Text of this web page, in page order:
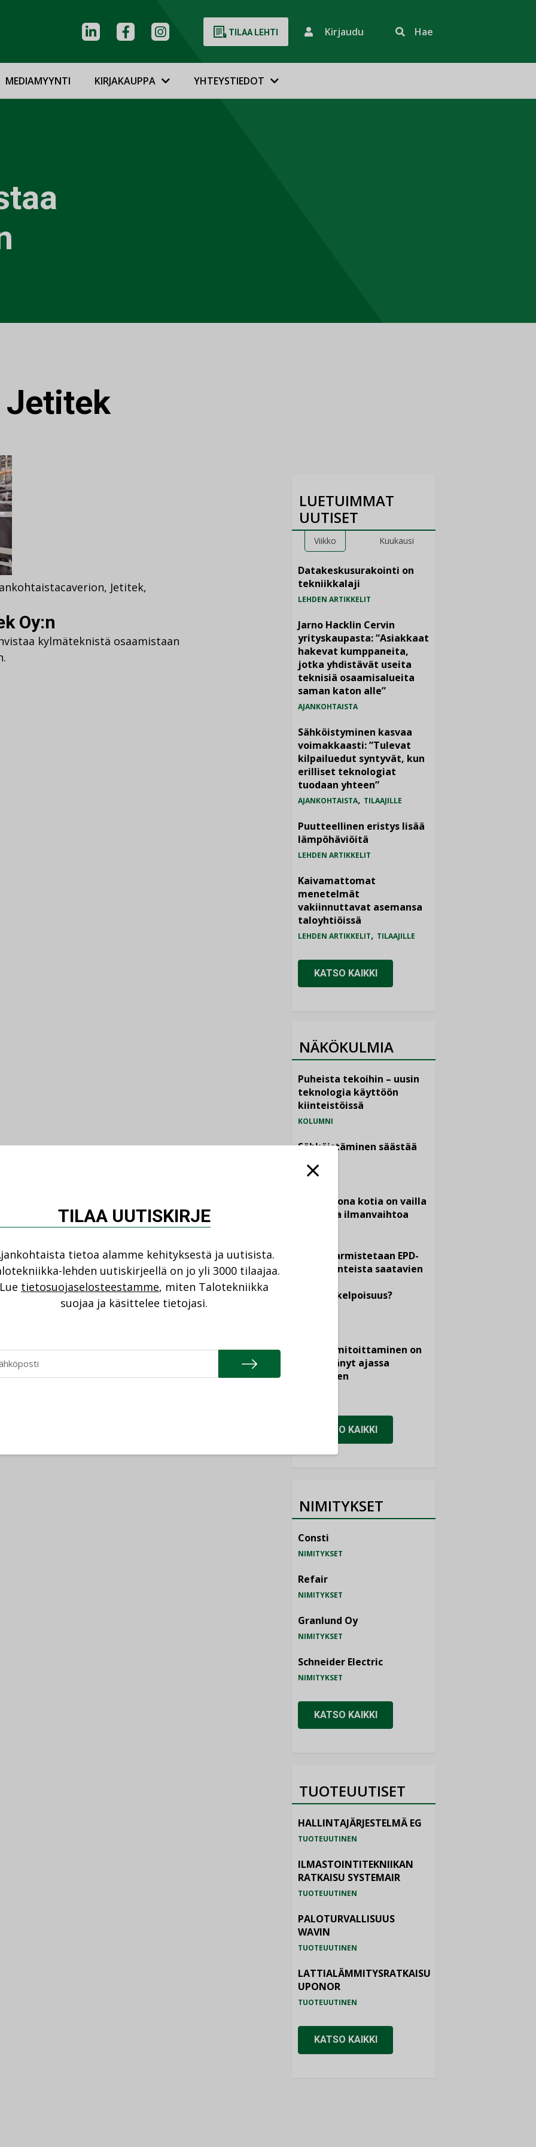
TILAA LEHTI Kirjaudu Hae
MEDIAMYYNTI KIRJAKAUPPA YHTEYSTIEDOT
Jetitek
caverion, Jetitek,
Oy:n
kylmäteknistä osaamistaan
LUETUIMMAT
UUTISET
Viikko Kuukausi
Datakeskusurakointi on
tekniikkalaji
LEHDEN ARTIKKELIT
Jarno Hacklin Cervin
yrityskaupasta: ”Asiakkaat
hakevat kumppaneita,
jotka yhdistävät useita
teknisiä osaamisalueita
saman katon alle”
AJANKOHTAISTA
Sähköistyminen kasvaa
voimakkaasti: ”Tulevat
kilpailuedut syntyvät, kun
erilliset teknologiat
tuodaan yhteen”
AJANKOHTAISTA, TILAAJILLE
Puutteellinen eristys lisää
lämpöhäviöitä
LEHDEN ARTIKKELIT
Kaivamattomat
menetelmät
vakiinnuttavat asemansa
taloyhtiöissä
LEHDEN ARTIKKELIT, TILAAJILLE
KATSO KAIKKI
NÄKÖKULMIA
Puheista tekoihin – uusin
teknologia käyttöön
kiinteistöissä
KOLUMNI
Sähköistäminen säästää
KOLUMNI
Yli miljoona kotia on vailla
toimivaa ilmanvaihtoa
Miten varmistetaan EPD-
dokumenteista saatavien
vertailukelpoisuus?
viemärimitoittaminen on
jämähtänyt ajassa
paikalleen
KATSO KAIKKI
NIMITYKSET
Consti
NIMITYKSET
Refair
NIMITYKSET
Granlund Oy
NIMITYKSET
Schneider Electric
NIMITYKSET
KATSO KAIKKI
TUOTEUUTISET
HALLINTAJÄRJESTELMÄ EG
TUOTEUUTINEN
ILMASTOINTITEKNIIKAN
RATKAISU SYSTEMAIR
TUOTEUUTINEN
PALOTURVALLISUUS
WAVIN
TUOTEUUTINEN
LATTIALÄMMITYSRATKAISU
UPONOR
TUOTEUUTINEN
KATSO KAIKKI
TILAA UUTISKIRJE
tietoa alamme kehityksestä ja uutisista.
lehden uutiskirjeellä on jo yli 3000 tilaajaa.
Lue tietosuojaselosteestamme, miten Talotekniikka
suojaa ja käsittelee tietojasi.